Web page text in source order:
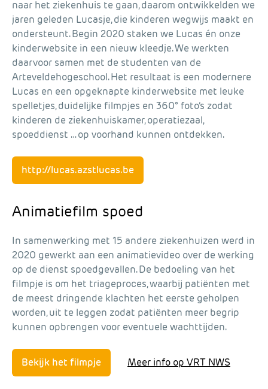
naar het ziekenhuis te gaan, daarom ontwikkelden we
jaren geleden Lucasje, die kinderen wegwijs maakt en
ondersteunt. Begin 2020 staken we Lucas én onze
kinderwebsite in een nieuw kleedje. We werkten
daarvoor samen met de studenten van de
Arteveldehogeschool. Het resultaat is een modernere
Lucas en een opgeknapte kinderwebsite met leuke
spelletjes, duidelijke filmpjes en 360° foto’s zodat
kinderen de ziekenhuiskamer, operatiezaal,
spoeddienst … op voorhand kunnen ontdekken.
http://lucas.azstlucas.be
Animatiefilm spoed
In samenwerking met 15 andere ziekenhuizen werd in
2020 gewerkt aan een animatievideo over de werking
op de dienst spoedgevallen. De bedoeling van het
filmpje is om het triageproces, waarbij patiënten met
de meest dringende klachten het eerste geholpen
worden, uit te leggen zodat patiënten meer begrip
kunnen opbrengen voor eventuele wachttijden.
Bekijk het filmpje Meer info op VRT NWS